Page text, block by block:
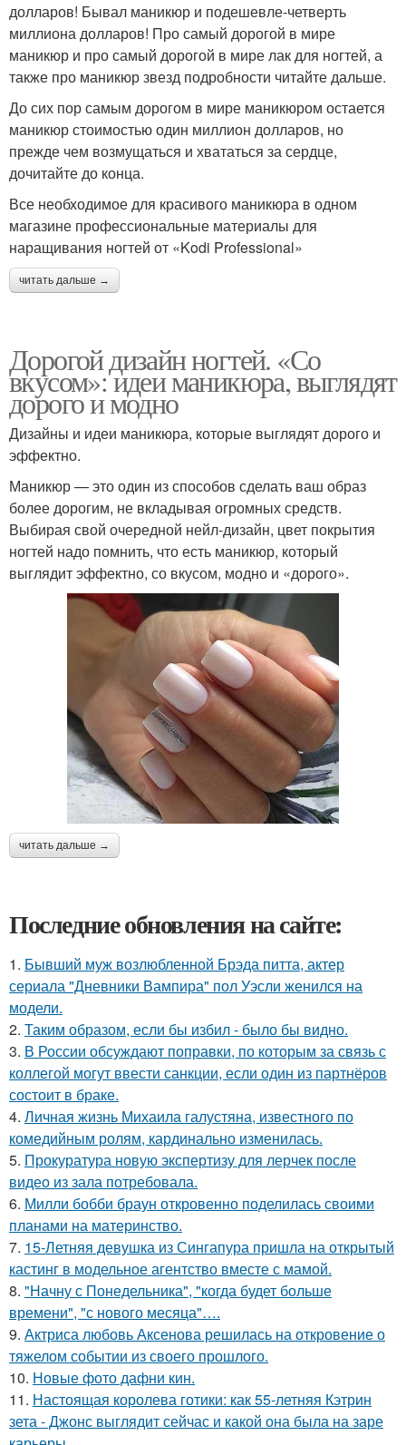
долларов! Бывал маникюр и подешевле-четверть
миллиона долларов! Про самый дорогой в мире
маникюр и про самый дорогой в мире лак для ногтей, а
также про маникюр звезд подробности читайте дальше.
До сих пор самым дорогом в мире маникюром остается
маникюр стоимостью один миллион долларов, но
прежде чем возмущаться и хвататься за сердце,
дочитайте до конца.
Все необходимое для красивого маникюра в одном
магазине профессиональные материалы для
наращивания ногтей от «Kodi Professional»
читать дальше →
Дорогой дизайн ногтей. «Со
вкусом»: идеи маникюра, выглядят
дорого и модно
Дизайны и идеи маникюра, которые выглядят дорого и
эффектно.
Маникюр — это один из способов сделать ваш образ
более дорогим, не вкладывая огромных средств.
Выбирая свой очередной нейл-дизайн, цвет покрытия
ногтей надо помнить, что есть маникюр, который
выглядит эффектно, со вкусом, модно и «дорого».
читать дальше →
Последние обновления на сайте:
1. Бывший муж возлюбленной Брэда питта, актер
сериала "Дневники Вампира" пол Уэсли женился на
модели.
2. Таким образом, если бы избил - было бы видно.
3. В России обсуждают поправки, по которым за связь с
коллегой могут ввести санкции, если один из партнёров
состоит в браке.
4. Личная жизнь Михаила галустяна, известного по
комедийным ролям, кардинально изменилась.
5. Прокуратура новую экспертизу для лерчек после
видео из зала потребовала.
6. Милли бобби браун откровенно поделилась своими
планами на материнство.
7. 15-Летняя девушка из Сингапура пришла на открытый
кастинг в модельное агентство вместе с мамой.
8. "Начну с Понедельника", "когда будет больше
времени", "с нового месяца"….
9. Актриса любовь Аксенова решилась на откровение о
тяжелом событии из своего прошлого.
10. Новые фото дафни кин.
11. Настоящая королева готики: как 55-летняя Кэтрин
зета - Джонс выглядит сейчас и какой она была на заре